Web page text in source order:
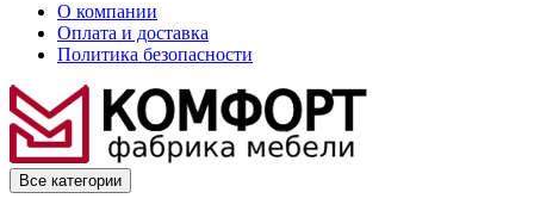
О компании
Оплата и доставка
Политика безопасности
Все категории